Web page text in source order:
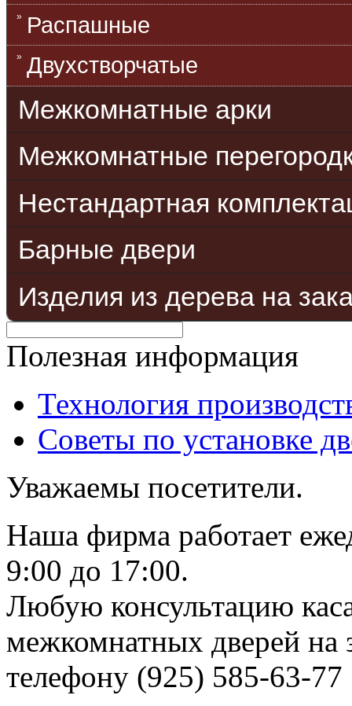
Распашные
Двухстворчатые
Межкомнатные арки
Межкомнатные
Нестандартная
Барные двери
Изделия из дерева на
Полезная информация
Технология
Советы по установке
Уважаемы посетители.
Наша фирма работает
9:00 до 17:00.
Любую консультацию
межкомнатных дверей на
телефону (925) 585-63-77